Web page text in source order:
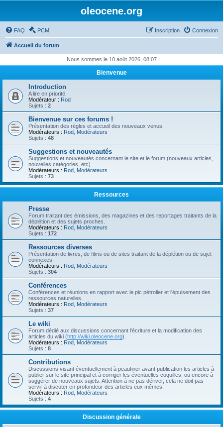
oleocene.org
FAQ PCM Connexion
Inscription
Accueil du forum
Nous sommes le 10 août 2026, 08:07
Bienvenue
Introduction
A lire en priorité.
Modérateur : Rod
Sujets : 2
Bienvenue sur ces forums !
Présentation des règles et accueil des nouveaux venus.
Modérateurs : Rod Modérateurs
Sujets : 48
Suggestions et nouveautés
Suggestions et nouveautés concernant le site et le forum (nouveaux articles,
nouvelles catégories, etc).
Modérateurs : Rod Modérateurs
Sujets : 73
Ressources
Presse
Forum traitant des émissions, des magazines et des reportages traitants de la
déplétion et des sujets proches.
Modérateurs : Rod Modérateurs
Sujets : 172
Ressources diverses
Présentation de livres, de films ou de sites traitant de la déplétion ou de sujet
connexes.
Modérateurs : Rod Modérateurs
Sujets : 304
Conférences
Conférences et réunions en rapport avec le pic pétrolier et l'épuisement des
ressources naturelles.
Modérateurs : Rod Modérateurs
Sujets : 37
Le wiki
Forum dédié aux discussions concernant l'écriture et la modification des
articles du wiki (http://wiki.oleocene.org).
Modérateurs : Rod Modérateurs
Sujets : 8
Contributions
Discussions visant éventuellement à peaufiner avant publication les articles à
publier sur le site principal et à corriger les éventuelles coquilles, ou encore à
suggérer de nouveaux sujets. Attention à ne pas dériver, cela ne doit pas
servir à discuter en profondeur des articles eux mêmes.
Modérateurs : Rod Modérateurs
Sujets : 4
Discussion générale